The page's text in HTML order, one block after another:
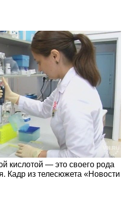
кислотой — это своего рода
Кадр из телесюжета «Новости